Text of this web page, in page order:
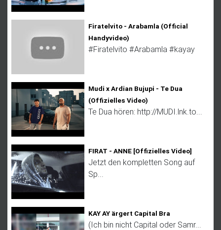
Firatelvito - Arabamla (Official
Handyvideo)
#Firatelvito #Arabamla #kayay
Mudi x Ardian Bujupi - Te Dua
(Offizielles Video)
Te Dua hören: http://MUDI.lnk.to...
FIRAT - ANNE [Offizielles Video]
Jetzt den kompletten Song auf
Sp...
KAY AY ärgert Capital Bra
(Ich bin nicht Capital oder Samr...